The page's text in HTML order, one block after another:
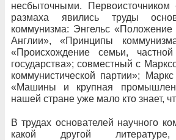
несбыточными. Первоисточником
размаха явились труды
коммунизма: Энгельс «Положение
Англии», «Принципы
«Происхождение семьи,
государства»; совместный с
коммунистической партии»; Маркс
«Машины и крупная
нашей стране уже мало кто знает,
В трудах основателей научного
какой другой литературе,